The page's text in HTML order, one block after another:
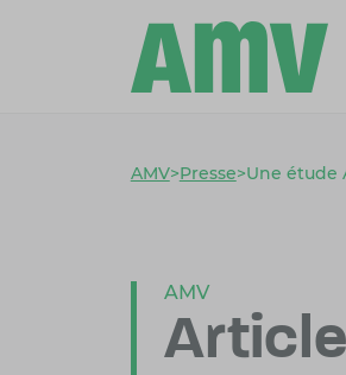
AMV>Presse>Une étude
AMV